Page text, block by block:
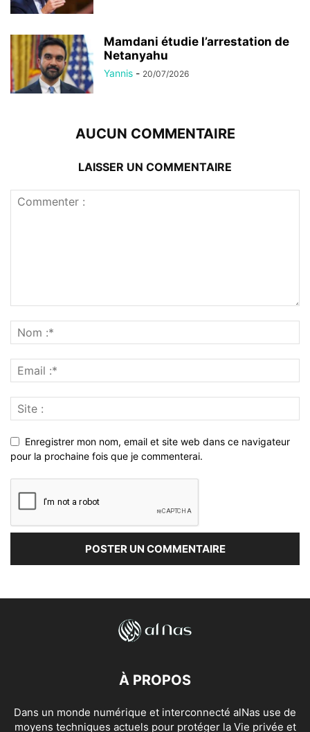
Mamdani étudie l’arrestation de
Netanyahu
Yannis - 20/07/2026
AUCUN COMMENTAIRE
LAISSER UN COMMENTAIRE
Enregistrer mon nom, email et site web dans ce navigateur
pour la prochaine fois que je commenterai.
À PROPOS
Dans un monde numérique et interconnecté alNas use de
moyens techniques actuels pour protéger la Vie privée et